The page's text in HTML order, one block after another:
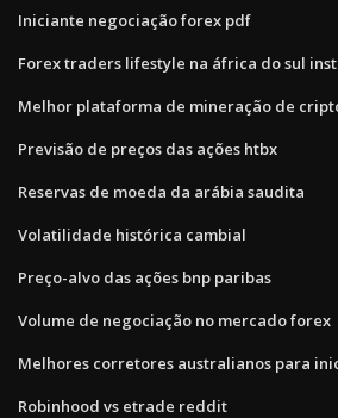
Iniciante negociação forex pdf
Forex traders lifestyle na áfrica do sul
Melhor plataforma de mineração de
Previsão de preços das ações htbx
Reservas de moeda da arábia saudita
Volatilidade histórica cambial
Preço-alvo das ações bnp paribas
Volume de negociação no mercado forex
Melhores corretores australianos para
Robinhood vs etrade reddit